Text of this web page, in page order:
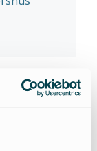
voteringen